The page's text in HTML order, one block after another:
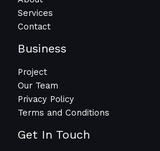
Services
Contact
Business
Project
Our Team
Privacy Policy
Terms and Conditions
Get In Touch